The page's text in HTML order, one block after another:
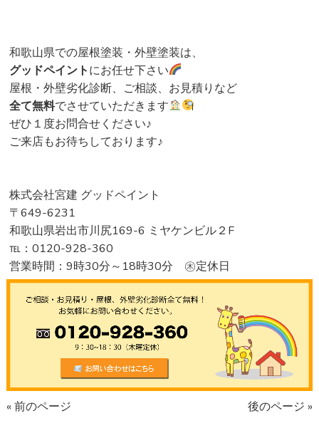
和歌山県での屋根塗装・外壁塗装は、
グッドペイントにお任せ下さい
屋根・外壁劣化診断、ご相談、お見積りなど
全て無料でさせていただきます
ぜひ１度お問合せください♪
ご来店もお待ちしております♪
株式会社宮建 グッドペイント
〒649-6231
和歌山県岩出市川尻169-6 ミヤケンビル２F
℡：0120-928-360
営業時間：9時30分～18時30分 ㊍定休日
« 前のページ 後のページ »